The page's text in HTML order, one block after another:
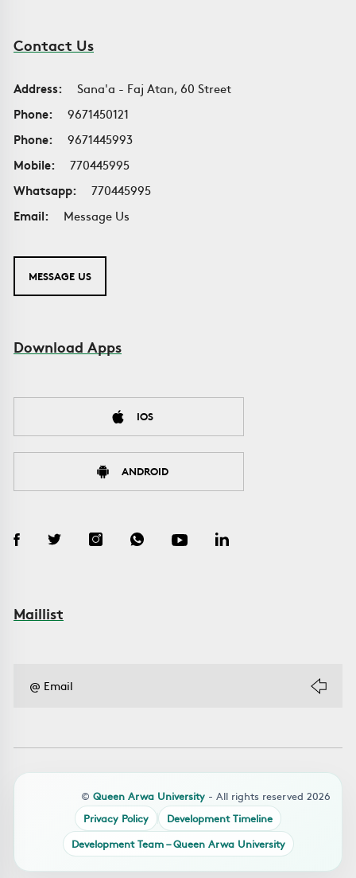
Contact Us
Address:
Sana'a - Faj Atan, 60 Street
Phone:
9671450121
Phone:
9671445993
Mobile:
770445995
Whatsapp:
770445995
Email:
Message Us
MESSAGE US
Download Apps
IOS
ANDROID
Maillist
© Queen Arwa University - All rights reserved 2026
Privacy Policy
Development Timeline
Development Team – Queen Arwa University